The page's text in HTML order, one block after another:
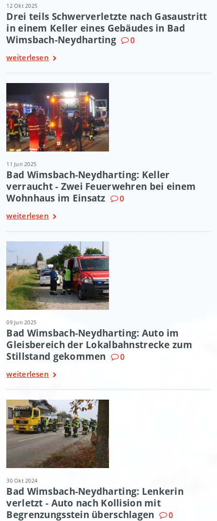
12 Okt 2025
Drei teils Schwerverletzte nach Gasaustritt
in einem Keller eines Gebäudes in Bad
Wimsbach-Neydharting
0
weiterlesen
11 Jun 2025
Bad Wimsbach-Neydharting: Keller
verraucht - Zwei Feuerwehren bei einem
Wohnhaus im Einsatz
0
weiterlesen
09 Jun 2025
Bad Wimsbach-Neydharting: Auto im
Gleisbereich der Lokalbahnstrecke zum
Stillstand gekommen
0
weiterlesen
30 Okt 2024
Bad Wimsbach-Neydharting: Lenkerin
verletzt - Auto nach Kollision mit
Begrenzungsstein überschlagen
0